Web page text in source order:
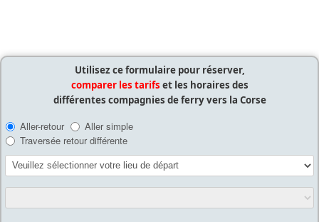
Utilisez ce formulaire pour réserver,
comparer les tarifs et les horaires des
différentes compagnies de ferry vers la Corse